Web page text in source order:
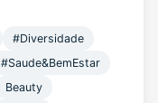
#Diversidade
#Saude&BemEstar
Beauty